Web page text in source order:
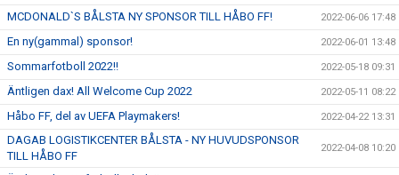
MCDONALD`S BÅLSTA NY SPONSOR TILL HÅBO FF! 2022-06-06 17:48
En ny(gammal) sponsor! 2022-06-01 13:48
Sommarfotboll 2022!! 2022-05-18 09:31
Äntligen dax! All Welcome Cup 2022 2022-05-11 08:22
Håbo FF, del av UEFA Playmakers! 2022-04-22 13:31
DAGAB LOGISTIKCENTER BÅLSTA - NY HUVUDSPONSOR
TILL HÅBO FF
2022-04-08 10:20